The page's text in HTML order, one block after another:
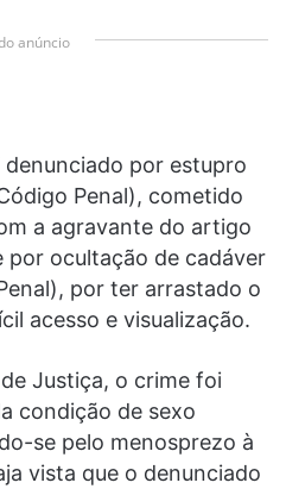
anúncio
por estupro
Penal), cometido
a agravante do artigo
por ocultação de cadáver
por ter arrastado o
acesso e visualização.
Justiça, o crime foi
condição de sexo
se pelo menosprezo à
vista que o denunciado